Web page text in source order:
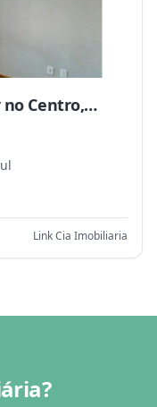
Centro,
Link Cia Imobiliaria